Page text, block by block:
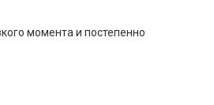
момента и постепенно